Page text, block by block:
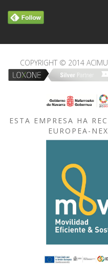
COPYRIGHT © 2014
ESTA EMPRESA HA
EUROPEA-